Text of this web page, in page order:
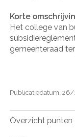
Korte
Het college van
gemeenteraad
Publicatiedatum:
Overzicht punten